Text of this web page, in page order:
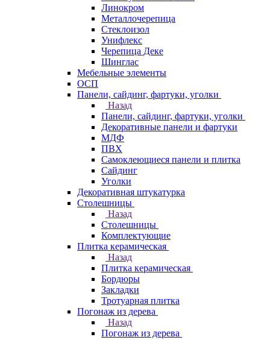
Линокром
Металлочерепица
Стеклоизол
Унифлекс
Черепица Деке
Шинглас
Мебельные элементы
ОСП
Панели, сайдинг, фартуки, уголки
Назад
Панели, сайдинг, фартуки, уголки
Декоративные панели и фартуки
МДФ
ПВХ
Самоклеющиеся панели и плитка
Сайдинг
Уголки
Декоративная штукатурка
Столешницы
Назад
Столешницы
Комплектующие
Плитка керамическая
Назад
Плитка керамическая
Бордюры
Закладки
Тротуарная плитка
Погонаж из дерева
Назад
Погонаж из дерева